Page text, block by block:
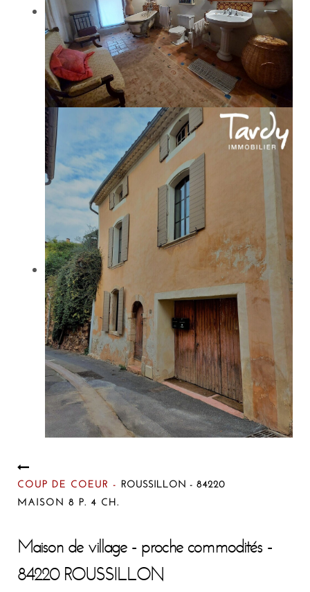
COUP DE COEUR - ROUSSILLON - 84220
MAISON 8 P. 4 CH.
Maison de village - proche commodités -
84220 ROUSSILLON